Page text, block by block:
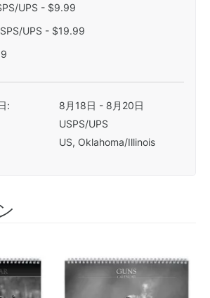
UPS - $9.99
UPS - $19.99
:
8月18日 - 8月20日
USPS/UPS
US, Oklahoma/Illinois